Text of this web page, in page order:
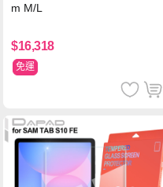
m M/L
$16,318
免運